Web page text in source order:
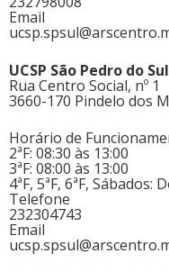
Email
UCSP São Pedro do
Rua Centro Social, nº 1
3660-170 Pindelo dos
Horário de
2ªF: 08:30 às 13:00
3ªF: 08:00 às 13:00
4ªF, 5ªF, 6ªF,
Telefone
232304743
Email